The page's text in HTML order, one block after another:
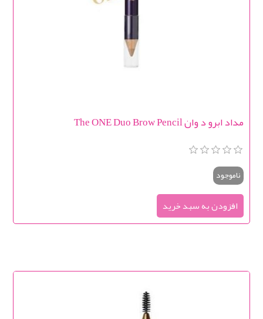
مداد ابرو د وان The ONE Duo Brow Pencil
ناموجود